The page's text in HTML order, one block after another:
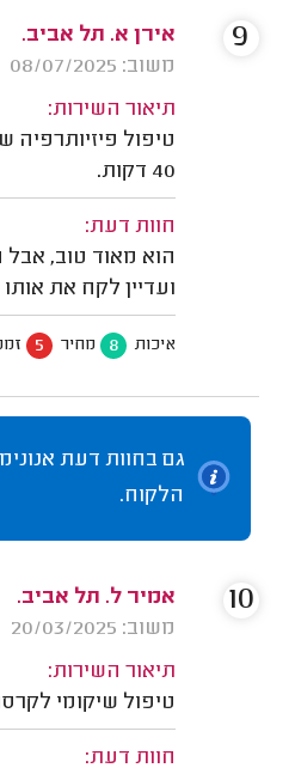
אירן א. תל אביב.
משוב: 08/07/2025
תיאור השירות:
טיפול פיזיותרפיה
40 דקות.
חוות דעת:
הוא מאוד טוב,
ועדיין לקח את
איכות 8 מחיר 5
9
גם בחוות דעת
הלקוח.
אמיר ל. תל אביב.
משוב: 20/03/2025
תיאור השירות:
טיפול שיקומי
חוות דעת:
10